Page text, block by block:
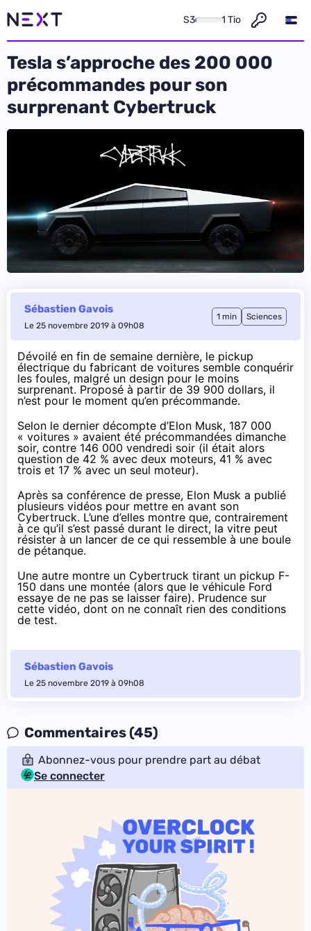
S3 1 Tio
Tesla s’approche des 200 000
précommandes pour son
surprenant Cybertruck
Sébastien Gavois
Le 25 novembre 2019 à 09h08
1 min Sciences
Dévoilé en fin de semaine dernière, le pickup
électrique du fabricant de voitures semble conquérir
les foules, malgré un design pour le moins
surprenant. Proposé à partir de 39 900 dollars, il
n’est pour le moment qu’en précommande.
Selon le dernier décompte d’Elon Musk, 187 000
« voitures » avaient été précommandées dimanche
soir, contre 146 000 vendredi soir (il était alors
question de 42 % avec deux moteurs, 41 % avec
trois et 17 % avec un seul moteur).
Après sa conférence de presse, Elon Musk a publié
plusieurs vidéos pour mettre en avant son
Cybertruck. L’une d’elles montre que, contrairement
à ce qu’il s’est passé durant le direct, la vitre peut
résister à un lancer de ce qui ressemble à une boule
de pétanque.
Une autre montre un Cybertruck tirant un pickup F-
150 dans une montée (alors que le véhicule Ford
essaye de ne pas se laisser faire). Prudence sur
cette vidéo, dont on ne connaît rien des conditions
de test.
Sébastien Gavois
Le 25 novembre 2019 à 09h08
Commentaires (45)
Abonnez-vous pour prendre part au débat
Se connecter